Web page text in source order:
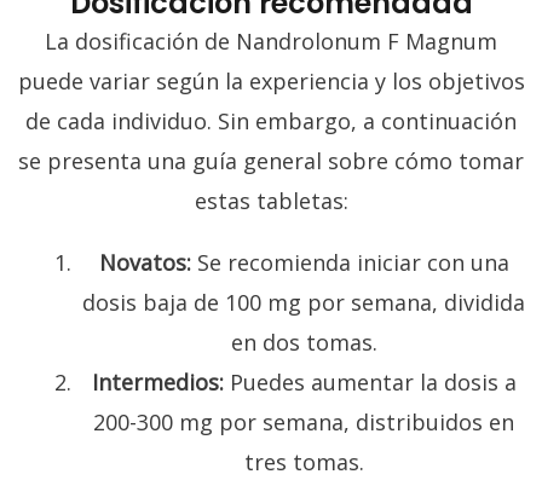
La dosificación de Nandrolonum F Magnum
puede variar según la experiencia y los objetivos
de cada individuo. Sin embargo, a continuación
se presenta una guía general sobre cómo tomar
estas tabletas:
Novatos:Se recomienda iniciar con una
dosis baja de 100 mg por semana, dividida
en dos tomas.
Intermedios:Puedes aumentar la dosis a
200-300 mg por semana, distribuidos en
tres tomas.